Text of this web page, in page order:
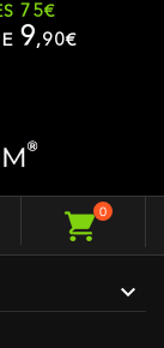
75€
9,90€
0